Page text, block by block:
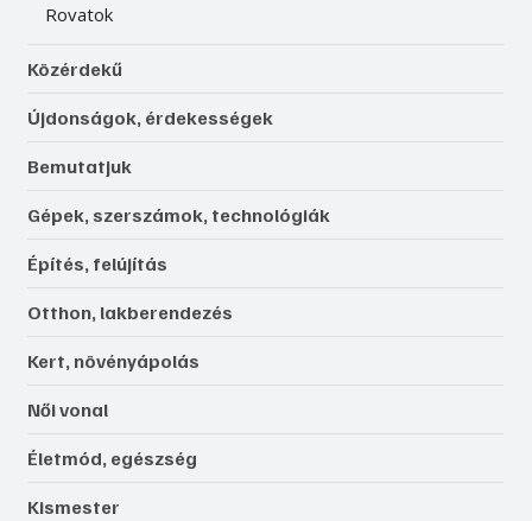
Rovatok
Közérdekű
Újdonságok, érdekességek
Bemutatjuk
Gépek, szerszámok, technológiák
Építés, felújítás
Otthon, lakberendezés
Kert, növényápolás
Női vonal
Életmód, egészség
Kismester